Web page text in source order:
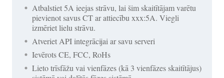
Atbalstiet 5A ieejas strāvu, lai šim skaitītājam varētu
pievienot savus CT ar attiecību xxx:5A. Viegli
izmēriet lielu strāvu.
Atveriet API integrācijai ar savu serveri
Ievērots CE, FCC, RoHs
Lieto trīsfāžu vai vienfāzes (kā 3 vienfāzes skaitītājus)